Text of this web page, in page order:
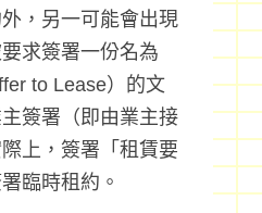
，另一可能會出現
求簽署一份名為
to Lease）的文
簽署（即由業主接
上，簽署「租賃要
臨時租約。